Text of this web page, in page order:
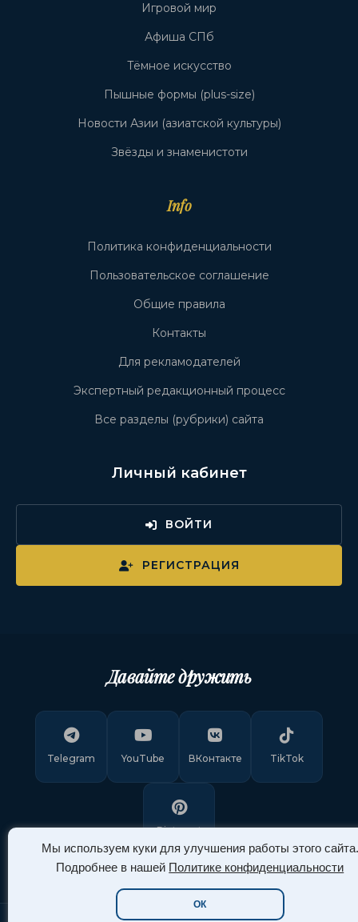
Мы используем куки для улучшения работы этого сайта.
Подробнее в нашей Политике конфиденциальности
ОК
Игровой мир
Афиша СПб
Тёмное искусство
Пышные формы (plus-size)
Новости Азии (азиатской культуры)
Звёзды и знаменистоти
Info
Политика конфиденциальности
Пользовательское соглашение
Общие правила
Контакты
Для рекламодателей
Экспертный редакционный процесс
Все разделы (рубрики) сайта
Личный кабинет
ВОЙТИ
РЕГИСТРАЦИЯ
Давайте дружить
Telegram YouTube ВКонтакте TikTok
Pinterest